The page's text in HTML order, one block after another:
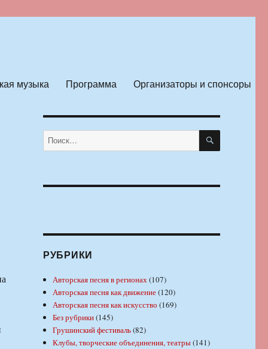
музыка Программа Организаторы и спонсоры
Искать: ПОИСК
РУБРИКИ
Авторская песня в регионах(107)
Авторская песня как движение(120)
Авторская песня как искусство (169)
Без рубрики(145)
Грушинский фестиваль(82)
Клубы, творческие объединения, театры(141)